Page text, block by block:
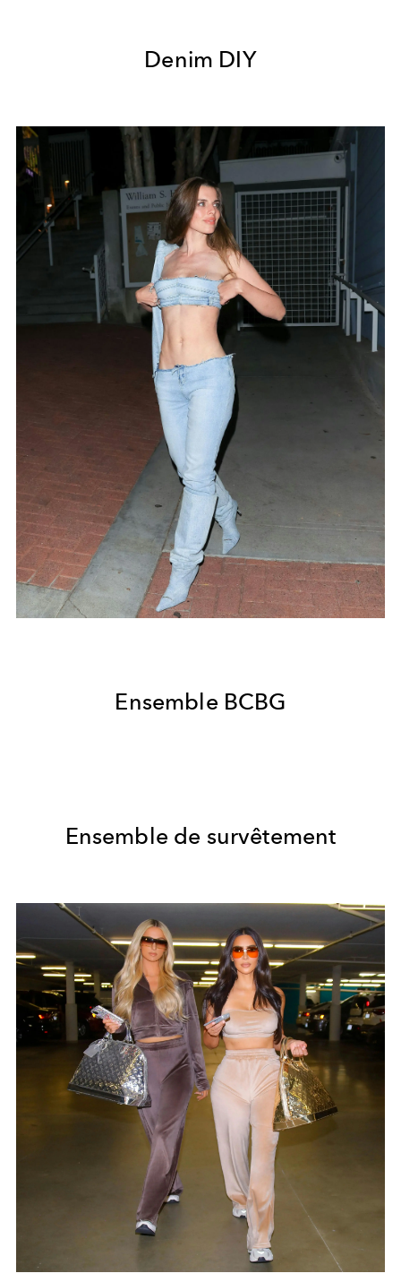
Denim DIY
Ensemble BCBG
Ensemble de survêtement